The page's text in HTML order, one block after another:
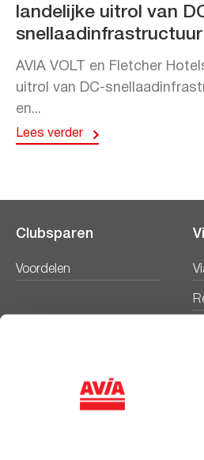
landelijke uitrol van
snellaadinfrastructuur
AVIA VOLT en Fletcher
uitrol van DC-
en...
Lees verder
Clubsparen
Voordelen